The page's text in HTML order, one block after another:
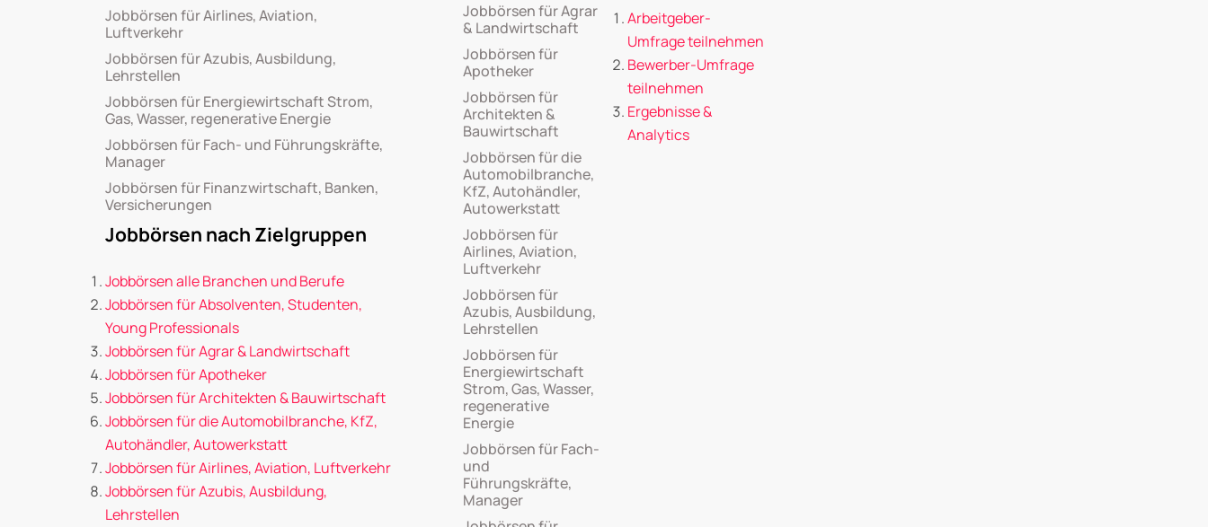
Jobbörsen für Airlines, Aviation,
Luftverkehr
Jobbörsen für Azubis, Ausbildung,
Lehrstellen
Jobbörsen für Energiewirtschaft Strom,
Gas, Wasser, regenerative Energie
Jobbörsen für Fach- und Führungskräfte,
Manager
Jobbörsen für Finanzwirtschaft, Banken,
Versicherungen
Jobbörsen nach Zielgruppen
Jobbörsen alle Branchen und Berufe
Jobbörsen für Absolventen, Studenten,
Young Professionals
Jobbörsen für Agrar & Landwirtschaft
Jobbörsen für Apotheker
Jobbörsen für Architekten & Bauwirtschaft
Jobbörsen für die Automobilbranche, KfZ,
Autohändler, Autowerkstatt
Jobbörsen für Airlines, Aviation, Luftverkehr
Jobbörsen für Azubis, Ausbildung,
Lehrstellen
Jobbörsen für Agrar
& Landwirtschaft
Jobbörsen für
Apotheker
Jobbörsen für
Architekten &
Bauwirtschaft
Jobbörsen für die
Automobilbranche,
KfZ, Autohändler,
Autowerkstatt
Jobbörsen für
Airlines, Aviation,
Luftverkehr
Jobbörsen für
Azubis, Ausbildung,
Lehrstellen
Jobbörsen für
Energiewirtschaft
Strom, Gas, Wasser,
regenerative
Energie
Jobbörsen für Fach-
und
Führungskräfte,
Manager
Arbeitgeber-
Umfrage teilnehmen
Bewerber-Umfrage
teilnehmen
Ergebnisse &
Analytics